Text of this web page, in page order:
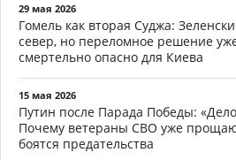
29 мая 2026
Гомель как вторая Суджа:
север, но переломное решение
смертельно опасно для Киева
15 мая 2026
Путин после Парада Победы:
Почему ветераны СВО уже
боятся предательства